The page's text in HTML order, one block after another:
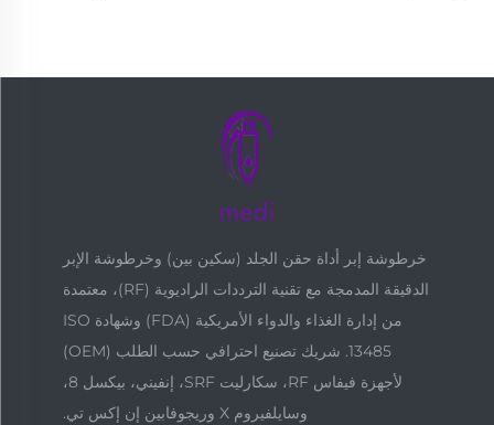
خرطوشة إبر أداة حقن الجلد (سكين بين) وخرطوشة الإبر
الدقيقة المدمجة مع تقنية الترددات الراديوية (RF)، معتمدة
من إدارة الغذاء والدواء الأمريكية (FDA) وشهادة ISO
13485. شريك تصنيع احترافي حسب الطلب (OEM)
لأجهزة فيفاس RF، سكارليت SRF، إنفيني، بيكسل 8،
وسايلفيروم X وريجوفابين إن إكس تي.